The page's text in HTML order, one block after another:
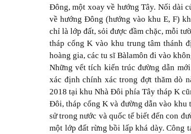
Đông, một xoay về hướng Tây. Nối dài
về hướng Đông (hướng vào khu E, F)
chỉ là lớp đất, sỏi được đầm chặc, mỗi
tháp cổng K vào khu trung tâm thánh
hoàng gia, các tu sĩ Bàlamôn đi vào
Những vết tích kiến trúc đường dẫn
xác định chính xác trong đợt thăm dò
2018 tại khu Nhà Đôi phía Tây tháp K
Đôi, tháp cổng K và đường dẫn vào
sử trong nước và quốc tế biết đến con
một lớp đất rừng bồi lấp khá dày. Công